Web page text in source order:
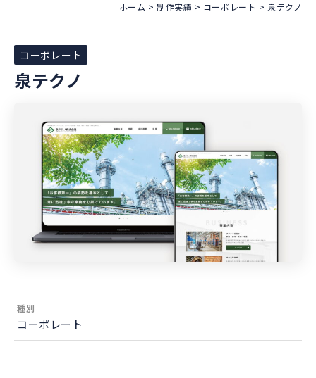
ホーム > 制作実績 > コーポレート > 泉テクノ
コーポレート
泉テクノ
種別
コーポレート